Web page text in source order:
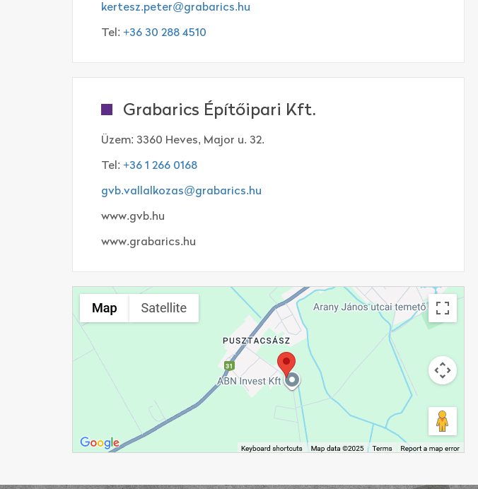
kertesz.peter@grabarics.hu
Tel: +36 30 288 4510
Grabarics Építőipari Kft.
Üzem: 3360 Heves, Major u. 32.
Tel: +36 1 266 0168
gvb.vallalkozas@grabarics.hu
www.gvb.hu
www.grabarics.hu